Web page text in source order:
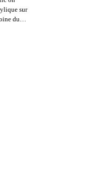
sur
du